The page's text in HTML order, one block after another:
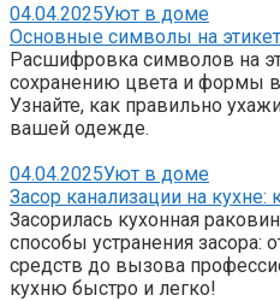
04.04.2025Уют в доме
Основные символы на
Расшифровка символов на
сохранению цвета и формы
Узнайте, как правильно
вашей одежде.
04.04.2025Уют в доме
Засор канализации на кухне:
Засорилась кухонная
способы устранения засора:
средств до вызова
кухню быстро и легко!